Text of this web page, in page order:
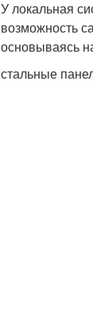
У локальная
возможность
основываясь
стальные